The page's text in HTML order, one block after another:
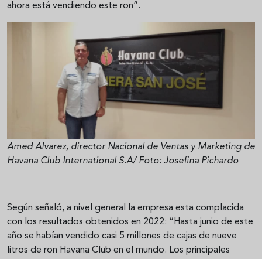
ahora está vendiendo este ron”.
Amed Alvarez, director Nacional de Ventas y Marketing de
Havana Club International S.A/ Foto: Josefina Pichardo
Según señaló, a nivel general la empresa esta complacida
con los resultados obtenidos en 2022: “Hasta junio de este
año se habían vendido casi 5 millones de cajas de nueve
litros de ron Havana Club en el mundo. Los principales